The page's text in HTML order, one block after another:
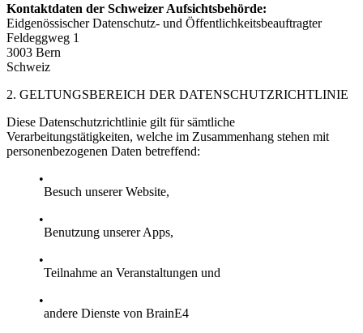
Kontaktdaten der Schweizer Aufsichtsbehörde:
Eidgenössischer Datenschutz- und Öffentlichkeitsbeauftragter
Feldeggweg 1
3003 Bern
Schweiz
2. GELTUNGSBEREICH DER DATENSCHUTZRICHTLINIE
Diese Datenschutzrichtlinie gilt für sämtliche
Verarbeitungstätigkeiten, welche im Zusammenhang stehen mit
personenbezogenen Daten betreffend:
Besuch unserer Website,
Benutzung unserer Apps,
Teilnahme an Veranstaltungen und
andere Dienste von BrainE4